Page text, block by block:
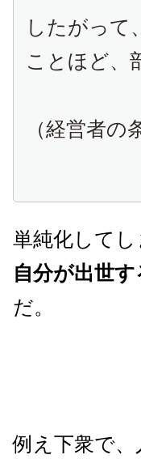
したがって
ことほど、
（経営者
単純化してし
自分が出世
だ。
例え下衆で